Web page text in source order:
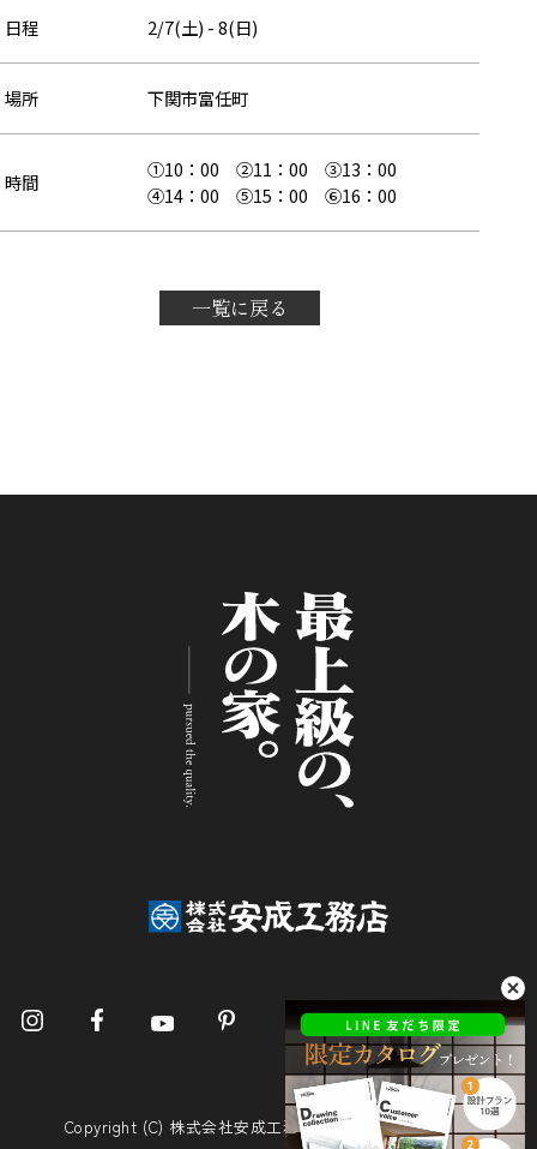
日程 2/7(土) - 8(日)
場所 下関市富任町
時間
①10：00 ②11：00 ③13：00
④14：00 ⑤15：00 ⑥16：00
一覧に戻る
Copyright (C) 株式会社安成工務店. All Rights Reserved.